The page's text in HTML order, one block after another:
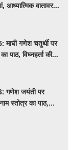
आध्यात्मिक वातावरण
गणेश चतुर्थी पर
पाठ, विघ्नहर्ता की
गणेश जयंती पर
स्तोत्र का पाठ,